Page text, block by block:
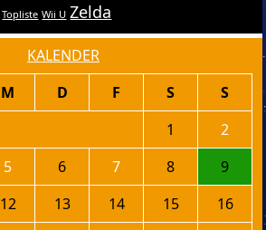
Topliste Wii U Zelda
KALENDER
M D F S
S
1
2
5 6 7 8
9
12 13 14 15
16